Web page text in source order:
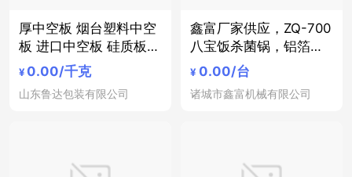
厚中空板 烟台塑料中空
板 进口中空板 硅质板
中空板玻璃瓶托 中空板
网 阳光中空板 重庆pp
中空板 中空板盒
¥ 0.00/千克
山东鲁达包装有限公司
鑫富厂家供应，ZQ-700
八宝饭杀菌锅，铝箔袋
杀菌锅，八宝粥蒸汽式
杀菌锅，马口铁罐头蒸
汽式杀菌锅，玻璃瓶杀
¥ 0.00/台
诸城市鑫富机械有限公司